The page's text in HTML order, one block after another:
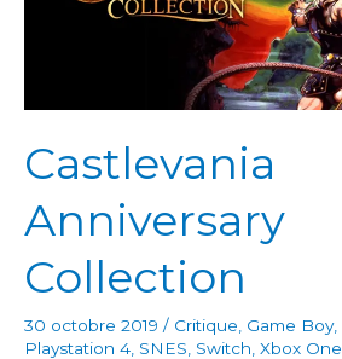
Castlevania
Anniversary
Collection
30 octobre 2019 / Critique Game Boy,
Playstation 4 SNES Switch Xbox One